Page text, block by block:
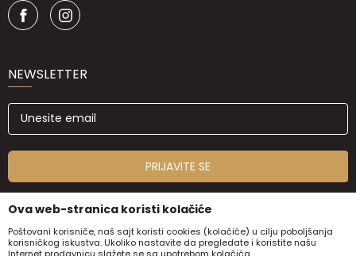
NEWSLETTER
PRIJAVITE SE
Ova web-stranica koristi kolačiće
Poštovani korisniče, naš sajt koristi cookies (kolačiće) u cilju poboljšanja
korisničkog iskustva. Ukoliko nastavite da pregledate i koristite našu